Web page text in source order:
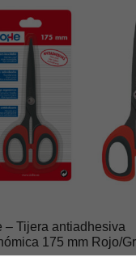
– Tijera antiadhesiva
175 mm Rojo/